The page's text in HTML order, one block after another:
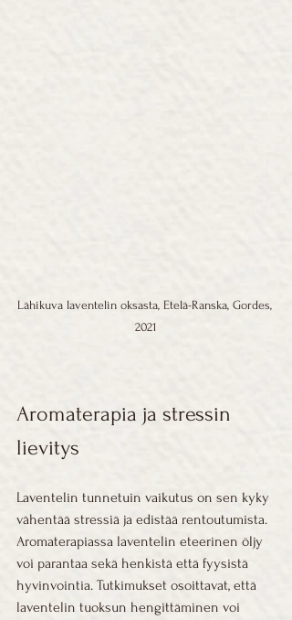
Lähikuva laventelin oksasta, Etelä-Ranska, Gordes,
2021
Aromaterapia ja stressin
lievitys
Laventelin tunnetuin vaikutus on sen kyky
vähentää stressiä ja edistää rentoutumista.
Aromaterapiassa laventelin eteerinen öljy
voi parantaa sekä henkistä että fyysistä
hyvinvointia. Tutkimukset osoittavat, että
laventelin tuoksun hengittäminen voi